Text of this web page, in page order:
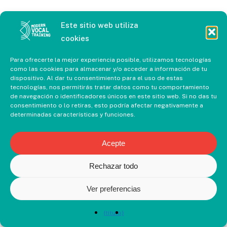
Este sitio web utiliza
cookies
Para ofrecerte la mejor experiencia posible, utilizamos tecnologías
como las cookies para almacenar y/o acceder a información de tu
dispositivo. Al dar tu consentimiento para el uso de estas
tecnologías, nos permitirás tratar datos como tu comportamiento
de navegación o identificadores únicos en este sitio web. Si no das tu
consentimiento o lo retiras, esto podría afectar negativamente a
determinadas características y funciones.
Acepte
Rechazar todo
Ver preferencias
{título}